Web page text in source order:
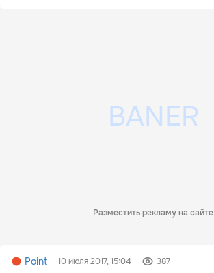
Разместить рекламу на сайте
Point 10 июля 2017, 15:04 387